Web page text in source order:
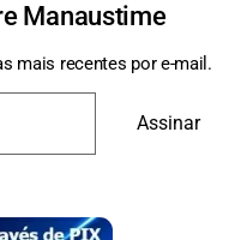
Manaustime
mais recentes por e-mail.
Assinar